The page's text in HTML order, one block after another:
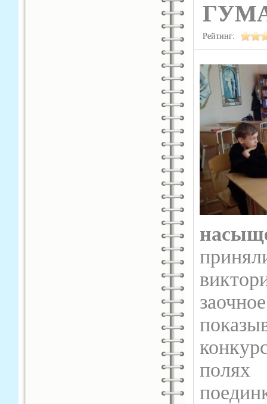
Рейтинг:
полях